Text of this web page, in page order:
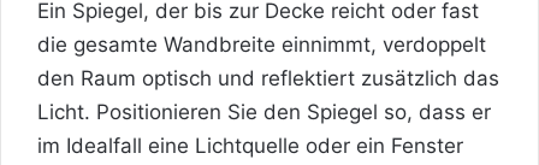
Ein Spiegel, der bis zur Decke reicht oder fast
die gesamte Wandbreite einnimmt, verdoppelt
den Raum optisch und reflektiert zusätzlich das
Licht. Positionieren Sie den Spiegel so, dass er
im Idealfall eine Lichtquelle oder ein Fenster